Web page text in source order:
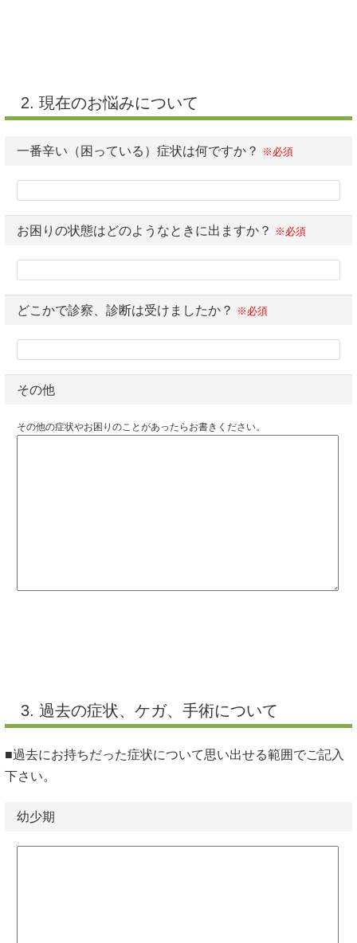
2. 現在のお悩みについて
一番辛い（困っている）症状は何ですか？ ※必須
お困りの状態はどのようなときに出ますか？ ※必須
どこかで診察、診断は受けましたか？ ※必須
その他
その他の症状やお困りのことがあったらお書きください。
3. 過去の症状、ケガ、手術について
■過去にお持ちだった症状について思い出せる範囲でご記入
下さい。
幼少期